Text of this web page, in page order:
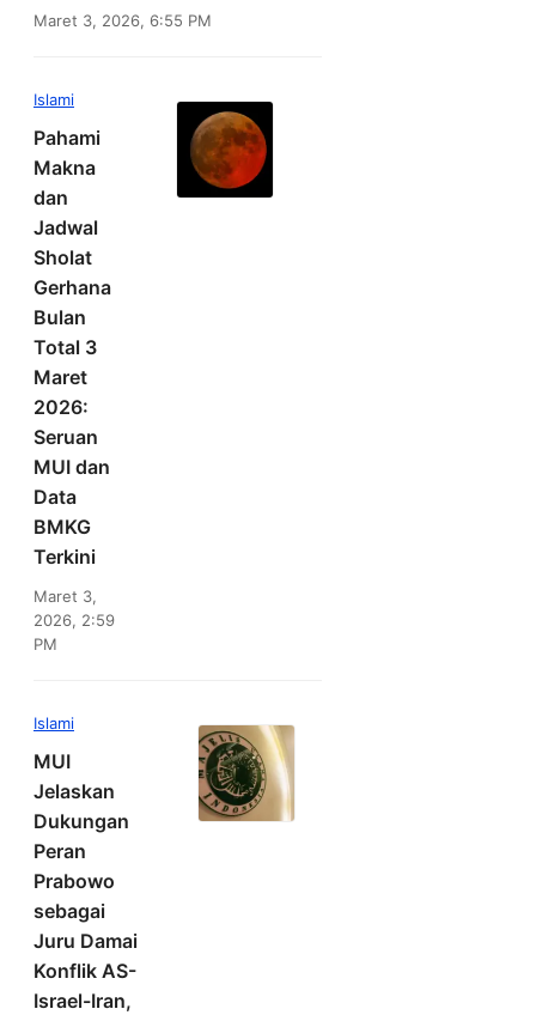
Maret 3, 2026, 6:55 PM
Islami
Pahami
Makna
dan
Jadwal
Sholat
Gerhana
Bulan
Total 3
Maret
2026:
Seruan
MUI dan
Data
BMKG
Terkini
Maret 3,
2026, 2:59
PM
Islami
MUI
Jelaskan
Dukungan
Peran
Prabowo
sebagai
Juru Damai
Konflik AS-
Israel-Iran,